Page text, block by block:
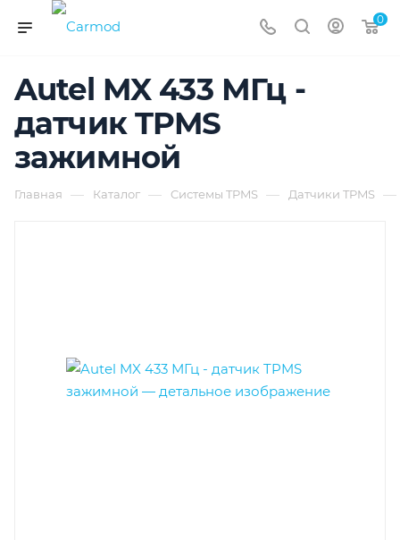
0
Autel MX 433 МГц -
датчик TPMS
зажимной
Главная — Каталог — Cистемы TPMS — Датчики TPMS —